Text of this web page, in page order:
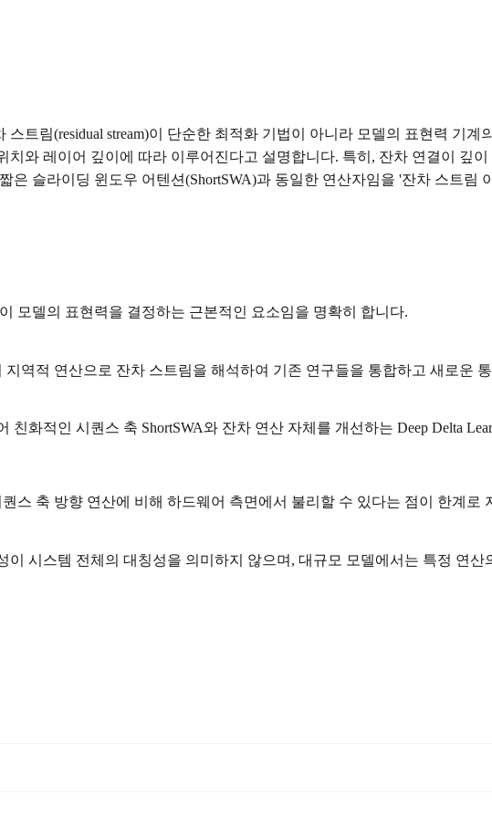
트림(residual stream)이 단순한 최적화 기법이 아니라 모델의 표현력 기
치와 레이어 깊이에 따라 이루어진다고 설명합니다. 특히, 잔차 연결이 깊
은 슬라이딩 윈도우 어텐션(ShortSWA)과 동일한 연산자임을 '잔차 스트림
모델의 표현력을 결정하는 근본적인 요소임을 명확히 합니다.
지역적 연산으로 잔차 스트림을 해석하여 기존 연구들을 통합하고 새로운
친화적인 시퀀스 축 ShortSWA와 잔차 연산 자체를 개선하는 Deep Delta
스 축 방향 연산에 비해 하드웨어 측면에서 불리할 수 있다는 점이 한계로
이 시스템 전체의 대칭성을 의미하지 않으며, 대규모 모델에서는 특정 연